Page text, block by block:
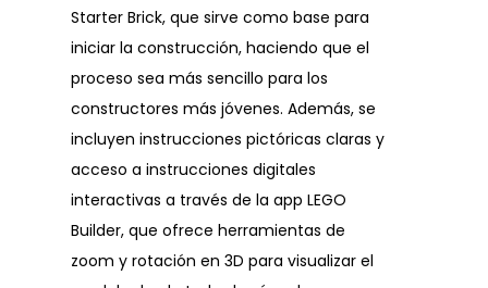
Starter Brick, que sirve como base para
iniciar la construcción, haciendo que el
proceso sea más sencillo para los
constructores más jóvenes. Además, se
incluyen instrucciones pictóricas claras y
acceso a instrucciones digitales
interactivas a través de la app LEGO
Builder, que ofrece herramientas de
zoom y rotación en 3D para visualizar el